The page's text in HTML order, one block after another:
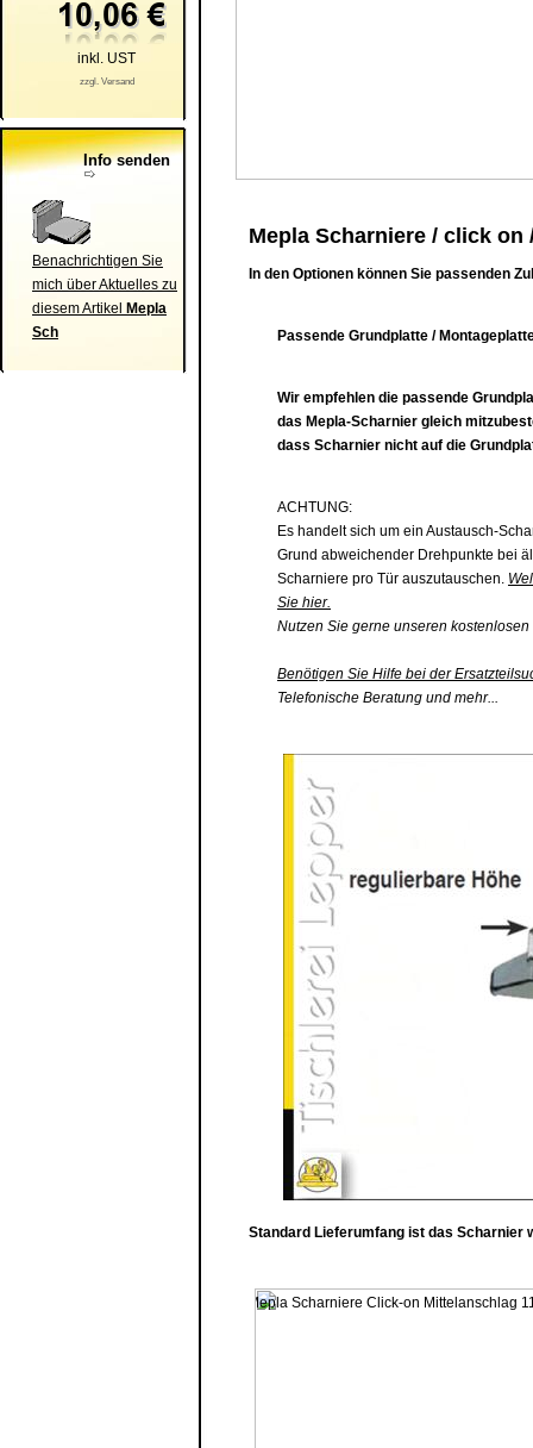
inkl. UST
zzgl. Versand
Info senden
Benachrichtigen Sie
mich über Aktuelles zu
diesem Artikel
Mepla
Sch
Mepla Scharniere / click on
In den Optionen können Sie passenden
Passende Grundplatte /
Wir empfehlen die passende
das Mepla-Scharnier gleich
dass Scharnier nicht auf die
ACHTUNG:
Es handelt sich um ein Austausch-
Grund abweichender Drehpunkte bei
Scharniere pro Tür auszutauschen.
Sie hier.
Nutzen Sie gerne unseren
Benötigen Sie Hilfe bei der
Telefonische Beratung und mehr...
Standard Lieferumfang ist das Scharnier